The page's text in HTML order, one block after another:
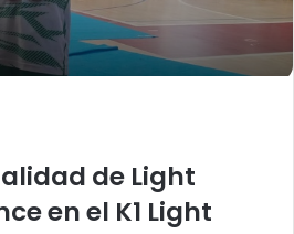
de Light
en el K1 Light